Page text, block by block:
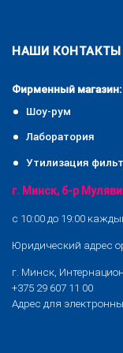
НАШИ КОНТАКТЫ
Фирменный магазин:
Шоу-рум
Лаборатория
Утилизация
г. Минск, б-р
с 10:00 до 19:00
Юридический адрес
г. Минск,
+375 29 607 11 00
Адрес для